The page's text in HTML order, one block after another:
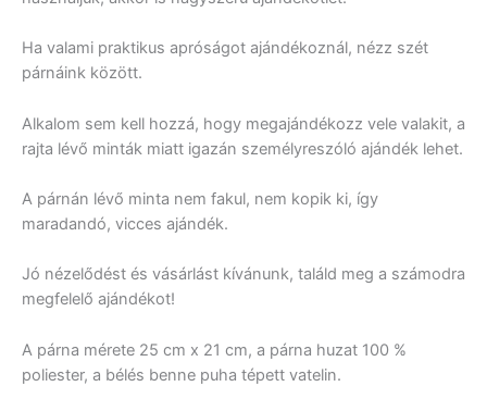
Ha valami praktikus apróságot ajándékoznál, nézz szét
párnáink között.
Alkalom sem kell hozzá, hogy megajándékozz vele valakit, a
rajta lévő minták miatt igazán személyreszóló ajándék lehet.
A párnán lévő minta nem fakul, nem kopik ki, így
maradandó, vicces ajándék.
Jó nézelődést és vásárlást kívánunk, találd meg a számodra
megfelelő ajándékot!
A párna mérete 25 cm x 21 cm, a párna huzat 100 %
poliester, a bélés benne puha tépett vatelin.